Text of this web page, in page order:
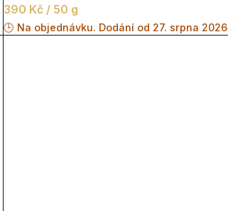
aroma.
390 Kč/ 50 g
🕒 Na objednávku. Dodání od 27. srpna 2026